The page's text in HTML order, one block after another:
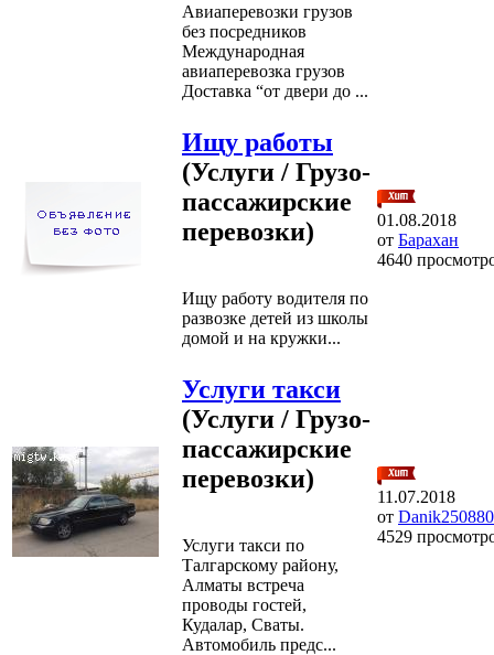
Авиаперевозки грузов
без посредников
Международная
авиаперевозка грузов
Доставка “от двери до ...
Ищу работы
(Услуги / Грузо-
пассажирские
перевозки)
Ищу работу водителя по
развозке детей из школы
домой и на кружки...
01.08.2018
от Барахан
4640
Услуги такси
(Услуги / Грузо-
пассажирские
перевозки)
Услуги такси по
Талгарскому району,
Алматы встреча
проводы гостей,
Кудалар, Сваты.
Автомобиль предс...
11.07.2018
от Danik250880
4529